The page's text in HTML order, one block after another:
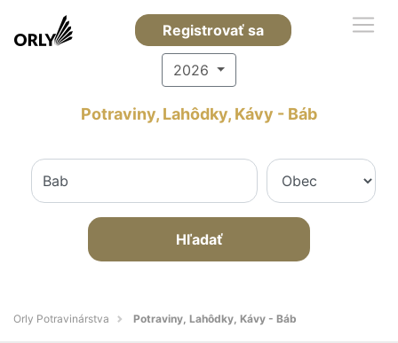
Registrovať sa
2026
Potraviny, Lahôdky, Kávy - Báb
Hľadať
Orly Potravinárstva Potraviny, Lahôdky, Kávy - Báb